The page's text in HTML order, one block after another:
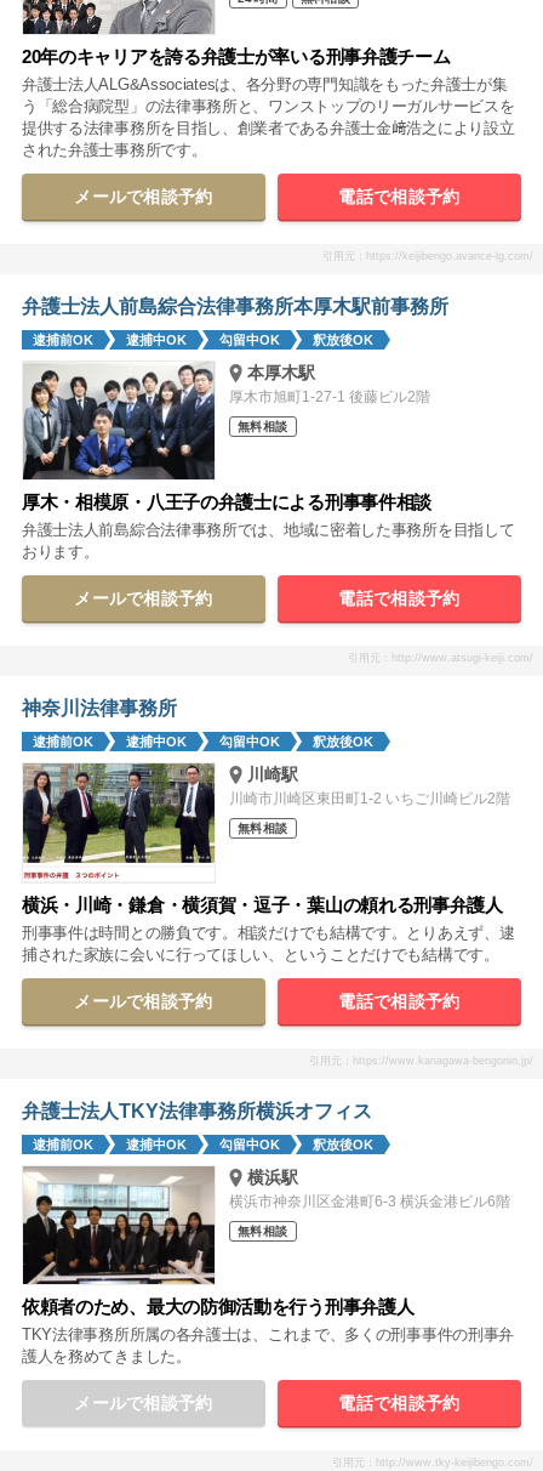
20年のキャリアを誇る弁護士が率いる刑事弁護チーム
弁護士法人ALG&Associatesは、各分野の専門知識をもった弁護士が集
う「総合病院型」の法律事務所と、ワンストップのリーガルサービスを
提供する法律事務所を目指し、創業者である弁護士金﨑浩之により設立
された弁護士事務所です。
メールで相談予約 電話で相談予約
引用元：https://keijibengo.avance-lg.com/
弁護士法人前島綜合法律事務所本厚木駅前事務所
逮捕前OK 逮捕中OK 勾留中OK 釈放後OK
本厚木駅
厚木市旭町1-27-1 後藤ビル2階
無料相談
厚木・相模原・八王子の弁護士による刑事事件相談
弁護士法人前島綜合法律事務所では、地域に密着した事務所を目指して
おります。
メールで相談予約 電話で相談予約
引用元：http://www.atsugi-keiji.com/
神奈川法律事務所
逮捕前OK 逮捕中OK 勾留中OK 釈放後OK
川崎駅
川崎市川崎区東田町1-2 いちご川崎ビル2階
無料相談
横浜・川崎・鎌倉・横須賀・逗子・葉山の頼れる刑事弁護人
刑事事件は時間との勝負です。相談だけでも結構です。とりあえず、逮
捕された家族に会いに行ってほしい、ということだけでも結構です。
メールで相談予約 電話で相談予約
引用元：https://www.kanagawa-bengonin.jp/
弁護士法人TKY法律事務所横浜オフィス
逮捕前OK 逮捕中OK 勾留中OK 釈放後OK
横浜駅
横浜市神奈川区金港町6-3 横浜金港ビル6階
無料相談
依頼者のため、最大の防御活動を行う刑事弁護人
TKY法律事務所所属の各弁護士は、これまで、多くの刑事事件の刑事弁
護人を務めてきました。
メールで相談予約 電話で相談予約
引用元：http://www.tky-keijibengo.com/